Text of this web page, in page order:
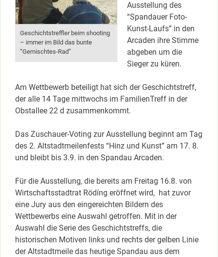
Geschichtstreffler beim shooting
– immer im Bild das bunte
“Gemischtes-Rad”
Ausstellung des
“Spandauer Foto-
Kunst-Laufs” in den
Arcaden ihre Stimme
abgeben um die
Sieger zu küren.
Am Wettbewerb beteiligt hat sich der Geschichtstreff,
der alle 14 Tage mittwochs im FamilienTreff in der
Obstallee 22 d zusammenkommt.
Das Zuschauer-Voting zur Ausstellung beginnt am Tag
des 2. Altstadtmeilenfests “Hinz und Kunst” am 17. 8.
und bleibt bis 3.9. in den Spandau Arcaden.
Für die Ausstellung, die bereits am Freitag 16.8. von
Wirtschaftsstadtrat Rödíng eröffnet wird, hat zuvor
eine Jury aus den eingereichten Bildern des
Wettbewerbs eine Auswahl getroffen. Mit in der
Auswahl die Serie des Geschichtstreffs, die
historischen Motiven links und rechts der gelben Linie
der Altstadtmeile das heutige Spandau aus dem